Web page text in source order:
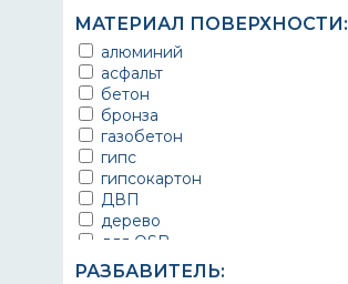
ворота
выхлопные системы
автомобилей
газопроводы
гараж
гидротехнические сооружения
городской транспорт
грузовые вагоны
двери металлические
детали двигателей
детали машин
для автомобилей
МАТЕРИАЛ ПОВЕРХНОСТИ:
алюминий
асфальт
бетон
бронза
газобетон
гипс
гипсокартон
ДВП
дерево
для OSB
для бетона
РАЗБАВИТЕЛЬ: